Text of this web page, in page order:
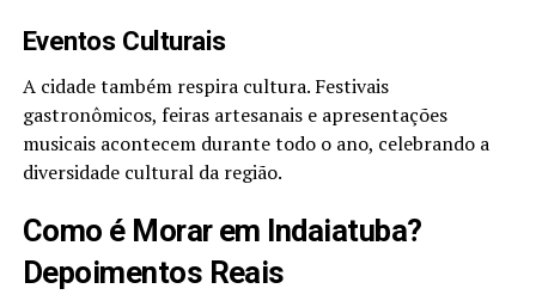
Eventos Culturais
A cidade também respira cultura. Festivais
gastronômicos, feiras artesanais e apresentações
musicais acontecem durante todo o ano, celebrando a
diversidade cultural da região.
Como é Morar em Indaiatuba?
Depoimentos Reais